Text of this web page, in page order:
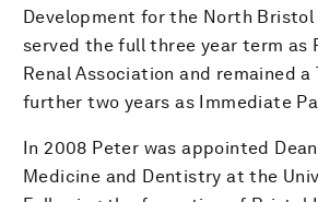
Development for the North Bristol
served the full three year term as
Renal Association and remained a
further two years as Immediate
In 2008 Peter was appointed
Medicine and Dentistry at the